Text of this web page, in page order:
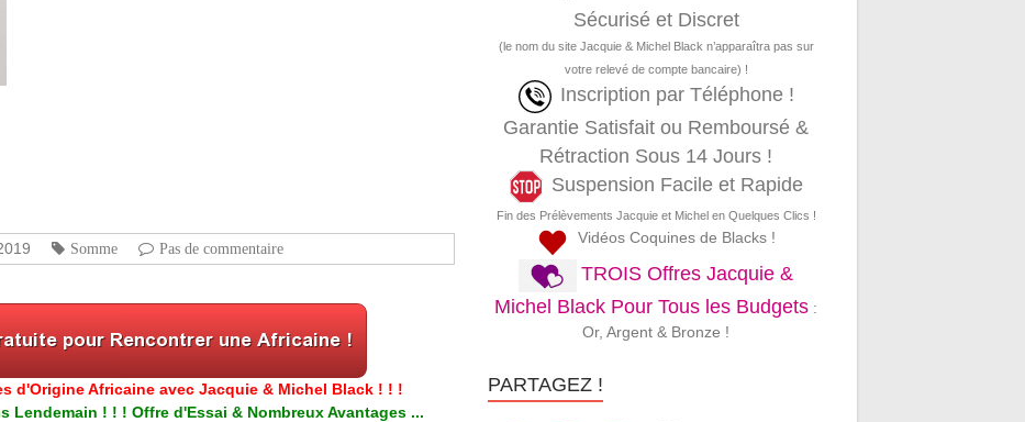
Somme Pas de commentaire
d'Origine Africaine avec Jacquie & Michel Black ! ! !
Lendemain ! ! ! Offre d'Essai & Nombreux Avantages ...
Sécurisé et Discret
(le nom du site Jacquie & Michel Black n’apparaîtra pas sur
votre relevé de compte bancaire) !
Inscription par Téléphone !
Garantie Satisfait ou Remboursé &
Rétraction Sous 14 Jours !
Suspension Facile et Rapide
Fin des Prélèvements Jacquie et Michel en Quelques Clics !
Vidéos Coquines de Blacks !
TROIS Offres Jacquie &
Michel Black Pour Tous les Budgets :
Or, Argent & Bronze !
PARTAGEZ !